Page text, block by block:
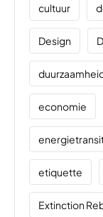
cultuur
Design
economie
etiquette
Extinction